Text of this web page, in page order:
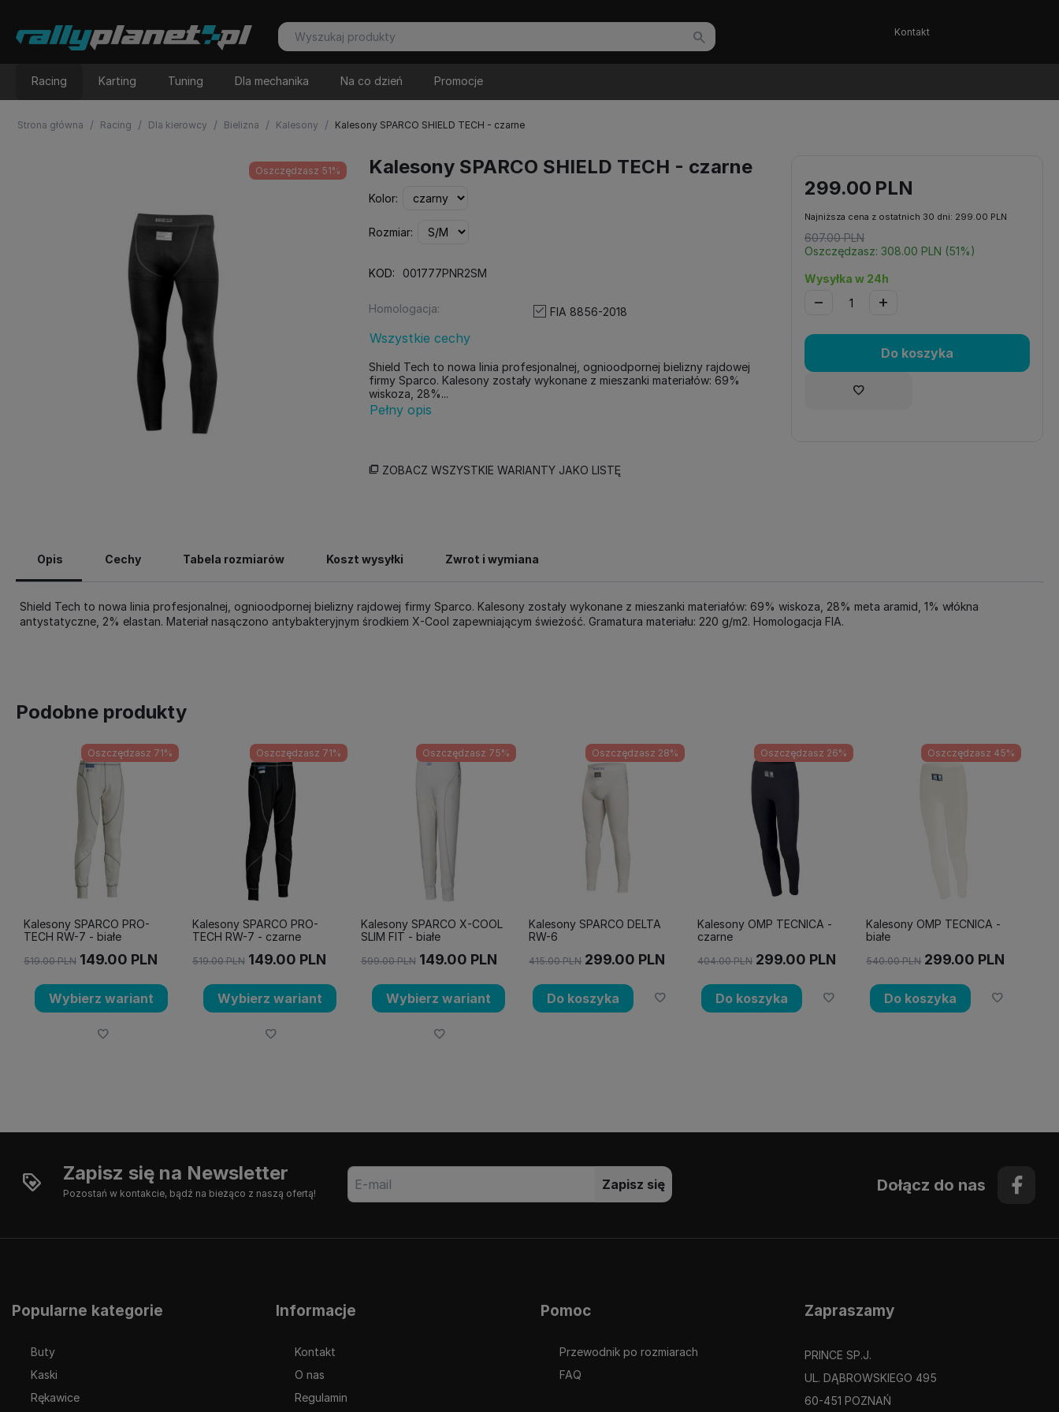
Kontakt
Racing Karting Tuning Dla mechanika Na co dzień Promocje
Strona główna / Racing / Dla kierowcy / Bielizna / Kalesony / Kalesony SPARCO SHIELD TECH - czarne
Oszczędzasz 51% Kalesony SPARCO SHIELD TECH - czarne
Kolor:
Rozmiar:
KOD: 001777PNR2SM
Homologacja: FIA 8856-2018
Wszystkie cechy
Shield Tech to nowa linia profesjonalnej, ognioodpornej bielizny rajdowej
firmy Sparco. Kalesony zostały wykonane z mieszanki materiałów: 69%
wiskoza, 28%...
Pełny opis
299.00 PLN
Najniższa cena z ostatnich 30 dni: 299.00 PLN
607.00 PLN
Oszczędzasz: 308.00 PLN (51%)
Wysyłka w 24h
+
−
Do koszyka
ZOBACZ WSZYSTKIE WARIANTY JAKO LISTĘ
Opis Cechy Tabela rozmiarów Koszt wysyłki Zwrot i wymiana
Shield Tech to nowa linia profesjonalnej, ognioodpornej bielizny rajdowej firmy Sparco. Kalesony zostały wykonane z mieszanki materiałów: 69% wiskoza, 28% meta aramid, 1% włókna
antystatyczne, 2% elastan. Materiał nasączono antybakteryjnym środkiem X-Cool zapewniającym świeżość. Gramatura materiału: 220 g/m2. Homologacja FIA.
Podobne produkty
Oszczędzasz 71%
Kalesony SPARCO PRO-
TECH RW-7 - białe
519.00 PLN 149.00 PLN
Wybierz wariant
Oszczędzasz 71%
Kalesony SPARCO PRO-
TECH RW-7 - czarne
519.00 PLN 149.00 PLN
Wybierz wariant
Oszczędzasz 75%
Kalesony SPARCO X-COOL
SLIM FIT - białe
599.00 PLN 149.00 PLN
Wybierz wariant
Oszczędzasz 28%
Kalesony SPARCO DELTA
RW-6
415.00 PLN 299.00 PLN
Do koszyka
Oszczędzasz 26%
Kalesony OMP TECNICA -
czarne
404.00 PLN 299.00 PLN
Do koszyka
Oszczędzasz 45%
Kalesony OMP TECNICA -
białe
540.00 PLN 299.00 PLN
Do koszyka
Zapisz się na Newsletter
Pozostań w kontakcie, bądź na bieżąco z naszą ofertą!
Zapisz się Dołącz do nas
Popularne kategorie
Buty
Kaski
Rękawice
Informacje
Kontakt
O nas
Regulamin
Pomoc
Przewodnik po rozmiarach
FAQ
Zapraszamy
PRINCE SP.J.
UL. DĄBROWSKIEGO 495
60-451 POZNAŃ